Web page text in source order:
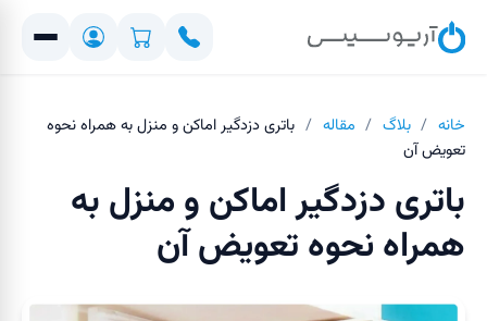
خانه / بلاگ / مقاله / باتری دزدگیر اماکن و منزل به همراه نحوه
تعویض آن
باتری دزدگیر اماکن و منزل به
همراه نحوه تعویض آن